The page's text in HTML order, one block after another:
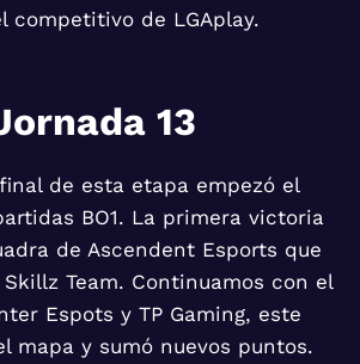
competitivo de LGAplay.
13
de esta etapa empezó el
BO1. La primera victoria
de Ascendent Esports que
Team. Continuamos con el
Espots y TP Gaming, este
mapa y sumó nuevos puntos.